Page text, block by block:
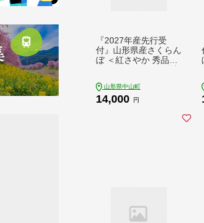
『2027年産先行受
付』山形県産さくらん
ぼ ＜紅さやか 秀品＞
ボ チェリー 果物 くだ
もの フルーツ 中山町
山形県中山町
14,000 円